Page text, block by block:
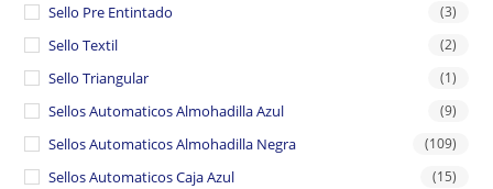
Sello Pre Entintado (3)
Sello Textil (2)
Sello Triangular (1)
Sellos Automaticos Almohadilla Azul (9)
Sellos Automaticos Almohadilla Negra (109)
Sellos Automaticos Caja Azul (15)